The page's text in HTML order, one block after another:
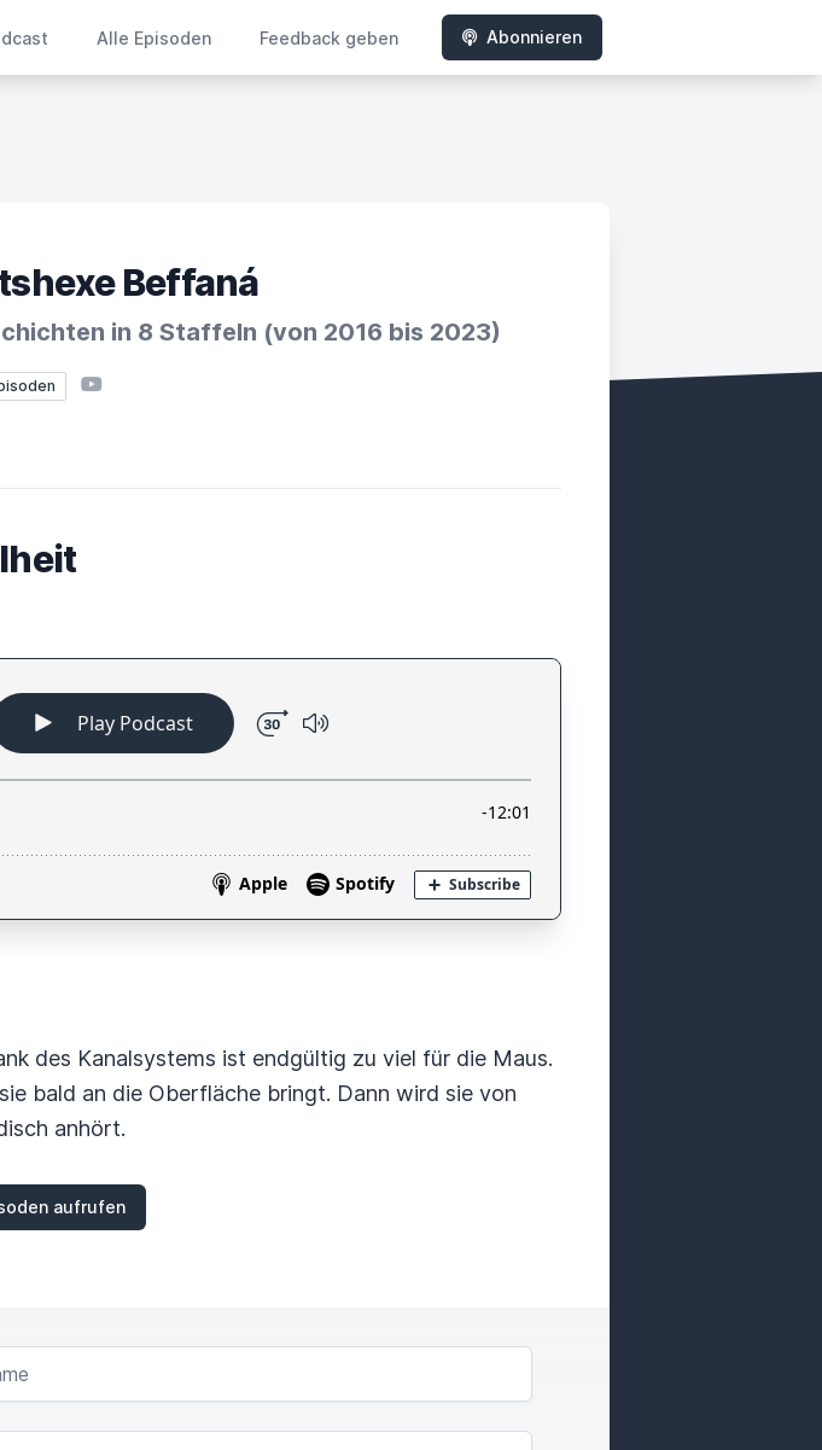
Alle Episoden Feedback geben Abonnieren
Beffaná
in 8 Staffeln (von 2016 bis 2023)
YouTube
des Kanalsystems ist endgültig zu viel für die Maus.
bald an die Oberfläche bringt. Dann wird sie von
anhört.
aufrufen
ADRESSE